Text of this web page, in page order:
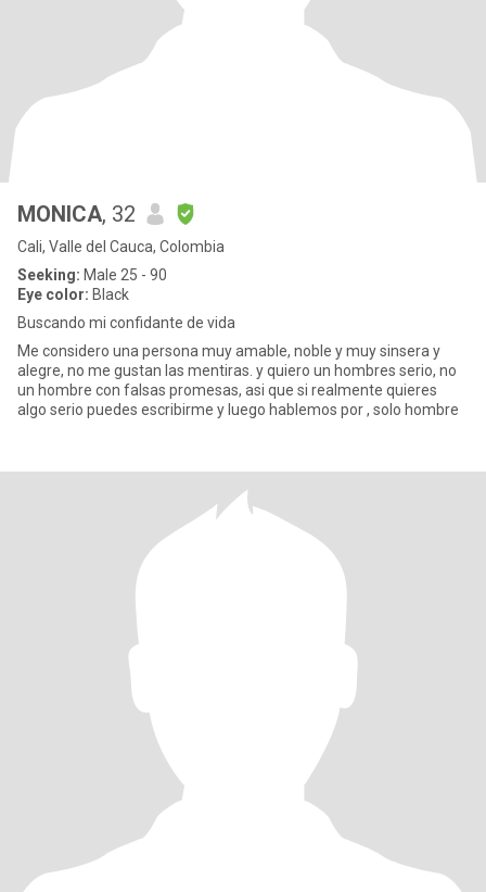
MONICA, 32
Cali, Valle del Cauca, Colombia
Seeking: Male 25 - 90
Eye color: Black
Buscando mi confidante de vida
Me considero una persona muy amable, noble y muy sinsera y
alegre, no me gustan las mentiras. y quiero un hombres serio, no
un hombre con falsas promesas, asi que si realmente quieres
algo serio puedes escribirme y luego hablemos por , solo hombre